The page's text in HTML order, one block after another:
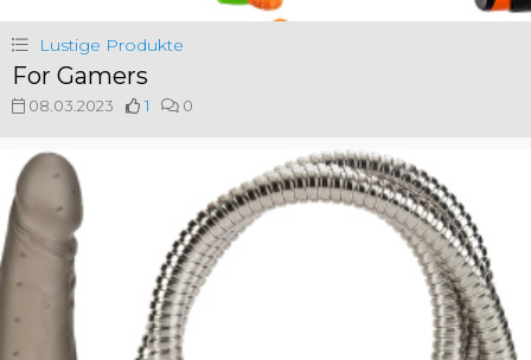
Lustige Produkte
For Gamers
08.03.2023 1 0